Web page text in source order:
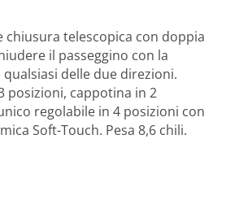
chiusura telescopica con doppia
il passeggino con la
delle due direzioni.
posizioni, cappotina in 2
regolabile in 4 posizioni con
Soft-Touch. Pesa 8,6 chili.